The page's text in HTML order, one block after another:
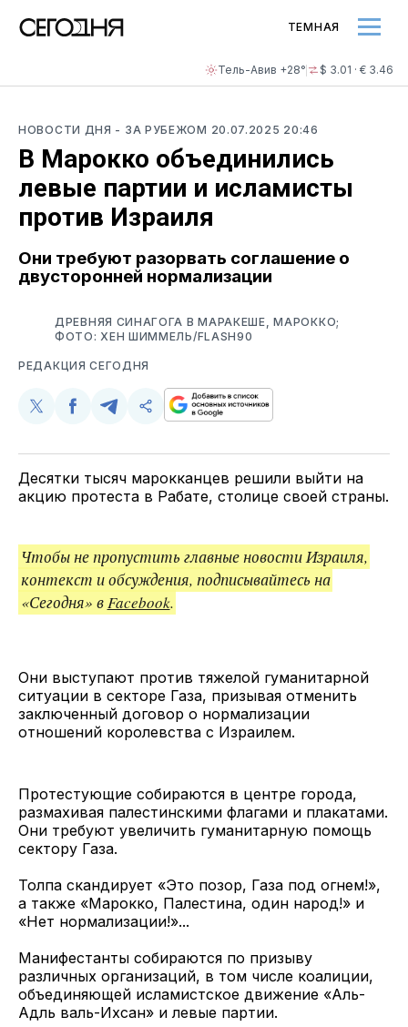
Тель-Авив +28° $ 3.01 · € 3.46
ТЕМНАЯ
НОВОСТИ ДНЯ - ЗА РУБЕЖОМ 20.07.2025 20:46
В Марокко объединились
левые партии и исламисты
против Израиля
Они требуют разорвать соглашение о
двусторонней нормализации
ДРЕВНЯЯ СИНАГОГА В МАРАКЕШЕ, МАРОККО;
ФОТО: ХЕН ШИММЕЛЬ/FLASH90
РЕДАКЦИЯ СЕГОДНЯ
Поделиться
Twitter
Поделиться
Facebook
Поделиться
Telegram
Скопируйте
поделитесь
Десятки тысяч марокканцев решили выйти на
акцию протеста в Рабате, столице своей страны.
Чтобы не пропустить главные новости Израиля,
контекст и обсуждения, подписывайтесь на
«Сегодня» вFacebook.
Они выступают против тяжелой гуманитарной
ситуации в секторе Газа, призывая отменить
заключенный договор о нормализации
отношений королевства с Израилем.
Протестующие собираются в центре города,
размахивая палестинскими флагами и плакатами.
Они требуют увеличить гуманитарную помощь
сектору Газа.
Толпа скандирует «Это позор, Газа под огнем!»,
а также «Марокко, Палестина, один народ!» и
«Нет нормализации!»...
Манифестанты собираются по призыву
различных организаций, в том числе коалиции,
объединяющей исламистское движение «Аль-
Адль валь-Ихсан» и левые партии.